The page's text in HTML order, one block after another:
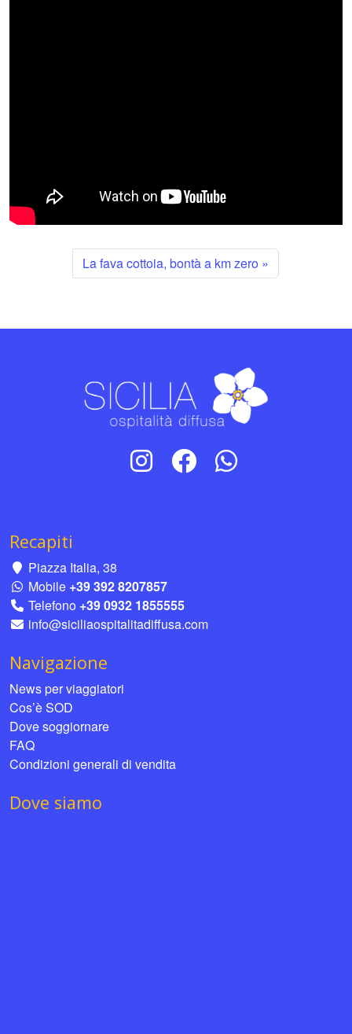
La fava cottoia, bontà a km zero
Recapiti
Piazza Italia, 38
Mobile +39 392 8207857
Telefono +39 0932 1855555
info@siciliaospitalitadiffusa.com
Navigazione
News per viaggiatori
Cos’è SOD
Dove soggiornare
FAQ
Condizioni generali di vendita
Dove siamo